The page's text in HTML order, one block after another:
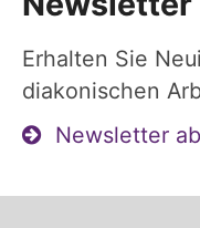
Erhalten Sie
diakonischen
Newsletter